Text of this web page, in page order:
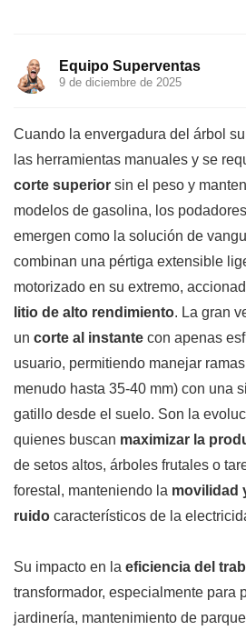
Equipo Superventas
9 de diciembre de 2025
Cuando la envergadura del árbol
las herramientas manuales y se
corte superior sin el peso y
modelos de gasolina, los
emergen como la solución de
combinan una pértiga extensible
motorizado en su extremo,
litio de alto rendimiento. La gran
un corte al instante con apenas
usuario, permitiendo manejar
menudo hasta 35-40 mm) con una
gatillo desde el suelo. Son la
quienes buscan maximizar la
de setos altos, árboles frutales o
forestal, manteniendo la movilidad
ruido característicos de la
Su impacto en la eficiencia del
transformador, especialmente para
jardinería, mantenimiento de